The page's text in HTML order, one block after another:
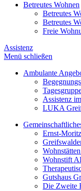
Betreutes Wohnen
Betreutes
Betreutes
Freie
Assistenz
Menü schließen
Ambulante
Assistenz
LUKA
Ernst-
Wohnstift
Gutshaus
Die Zweite